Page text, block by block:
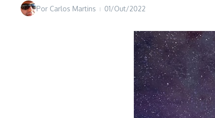
Por Carlos Martins 01/Out/2022